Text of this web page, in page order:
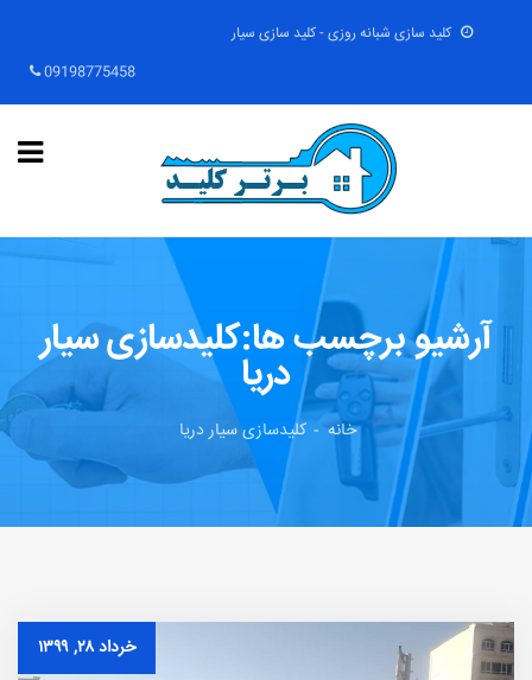
کلید سازی شبانه روزی - کلید سازی سیار
09198775458
آرشیو برچسب ها:کلیدسازی سیار
دریا
خانه کلیدسازی سیار دریا
خرداد ۲۸, ۱۳۹۹